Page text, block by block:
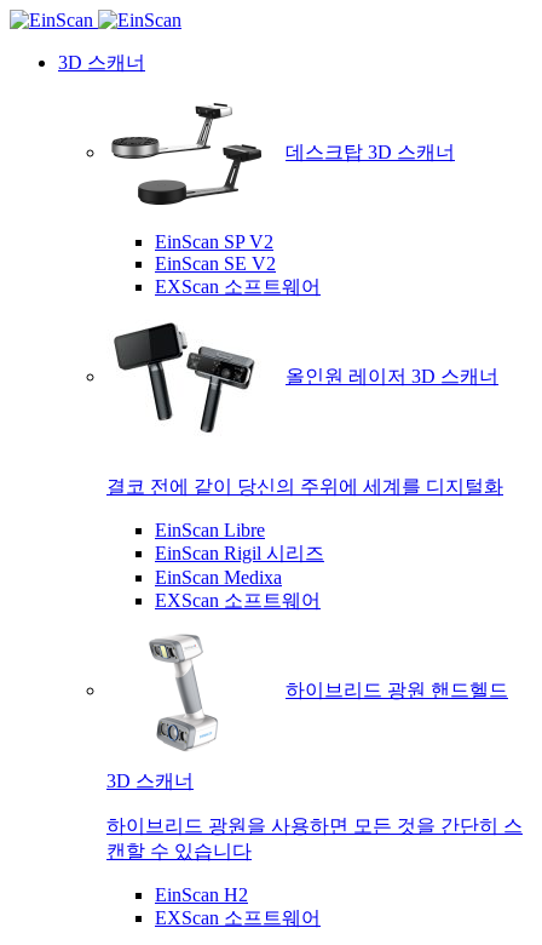
3D 스캐너
데스크탑 3D 스캐너
EinScan SP V2
EinScan SE V2
EXScan 소프트웨어
올인원 레이저 3D 스캐너
결코 전에 같이 당신의 주위에 세계를 디지털화
EinScan Libre
EinScan Rigil 시리즈
EinScan Medixa
EXScan 소프트웨어
하이브리드 광원 핸드헬드
3D 스캐너
하이브리드 광원을 사용하면 모든 것을 간단히 스
캔할 수 있습니다
EinScan H2
EXScan 소프트웨어